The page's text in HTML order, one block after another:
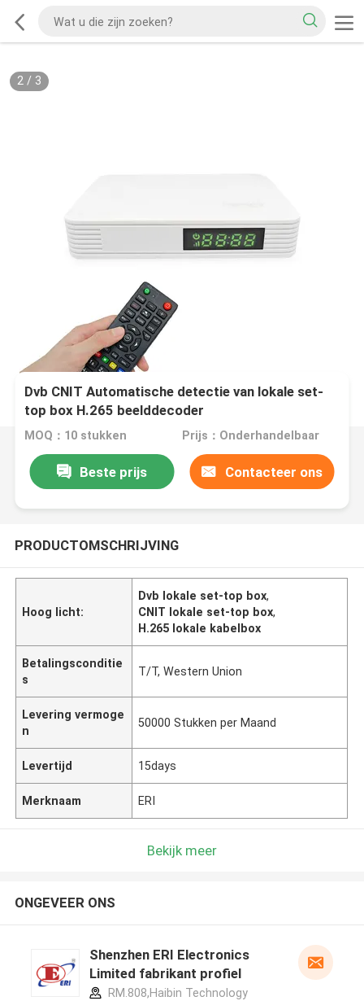
2/ 3
Dvb CNIT Automatische detectie van lokale set-
top box H.265 beelddecoder
MOQ：10 stukken Prijs：Onderhandelbaar
Beste prijs Contacteer ons
PRODUCTOMSCHRIJVING
Hoog licht:
Dvb lokale set-top box,
CNIT lokale set-top box,
H.265 lokale kabelbox
Betalingsconditie
s
T/T, Western Union
Levering vermoge
n
50000 Stukken per Maand
Levertijd 15days
Merknaam ERI
Bekijk meer
ONGEVEER ONS
Shenzhen ERI Electronics
Limited fabrikant profiel
RM.808,Haibin Technology